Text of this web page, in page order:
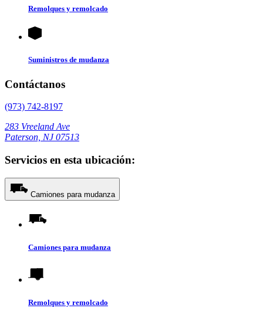
Remolques y remolcado
Suministros de mudanza
Contáctanos
(973) 742-8197
283 Vreeland Ave
Paterson, NJ 07513
Servicios en esta ubicación:
Camiones para mudanza
Camiones para mudanza
Remolques y remolcado